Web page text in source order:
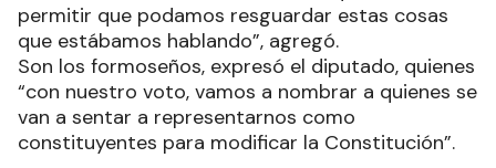
permitir que podamos resguardar estas cosas
que estábamos hablando”, agregó.
Son los formoseños, expresó el diputado, quienes
“con nuestro voto, vamos a nombrar a quienes se
van a sentar a representarnos como
constituyentes para modificar la Constitución”.